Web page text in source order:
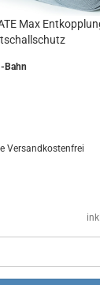
Max
Bahn
Versandkostenfrei